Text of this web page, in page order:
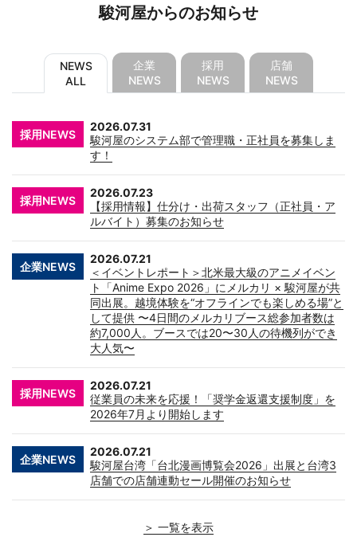
駿河屋からのお知らせ
NEWS
ALL
企業
NEWS
採用
NEWS
店舗
NEWS
採用NEWS
2026.07.31
駿河屋のシステム部で管理職・正社員を募集しま
す！
採用NEWS
2026.07.23
【採用情報】仕分け・出荷スタッフ（正社員・ア
ルバイト）募集のお知らせ
企業NEWS
2026.07.21
＜イベントレポート＞北米最大級のアニメイベン
ト「Anime Expo 2026」にメルカリ × 駿河屋が共
同出展。越境体験を“オフラインでも楽しめる場”と
して提供 〜4日間のメルカリブース総参加者数は
約7,000人。ブースでは20〜30人の待機列ができ
大人気〜
採用NEWS
2026.07.21
従業員の未来を応援！「奨学金返還支援制度」を
2026年7月より開始します
企業NEWS
2026.07.21
駿河屋台湾「台北漫画博覧会2026」出展と台湾3
店舗での店舗連動セール開催のお知らせ
＞ 一覧を表示